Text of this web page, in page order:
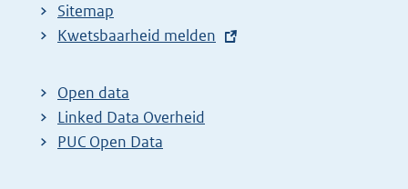
Sitemap
E
t
e
r
Kwetsbaarheid melden
Open data
Linked Data Overheid
PUC Open Data